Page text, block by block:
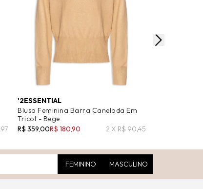
'2ESSENTIAL
Blusa Feminina Barra Canelada Em
Tricot - Bege
R$ 359,00R$ 180,90 2 X R$ 90,45
FEMININO MASCULINO